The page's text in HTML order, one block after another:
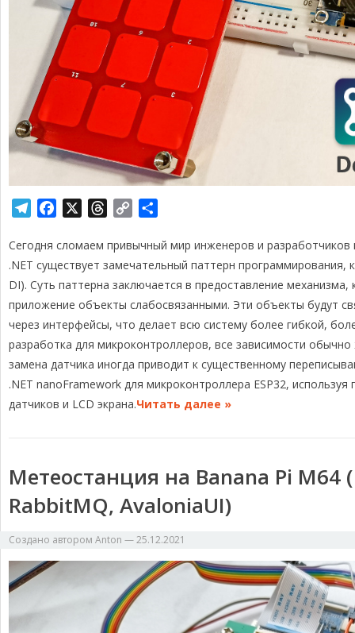
l
e
g
r
a
m
c
e
b
o
o
k
r
e
a
d
s
p
y
L
i
n
k
п
р
а
в
и
т
ь
Сегодня сломаем привычный мир инженеров и
.NET существует замечательный паттерн программирования,
DI). Суть паттерна заключается в предоставление
приложение объекты слабосвязанными. Эти объекты будут
через интерфейсы, что делает всю систему более гибкой,
разработка для микроконтроллеров, все зависимости
замена датчика иногда приводит к существенному
.NET nanoFramework для микроконтроллера ESP32,
датчиков и LCD экрана.Читать далее »
Метеостанция на Banana Pi M64
RabbitMQ, AvaloniaUI)
Создано автором Anton —25.12.2021